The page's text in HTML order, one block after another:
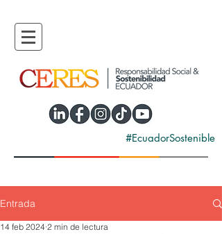
#EcuadorSostenible
Entrada
14 feb 2024 2 min de lectura